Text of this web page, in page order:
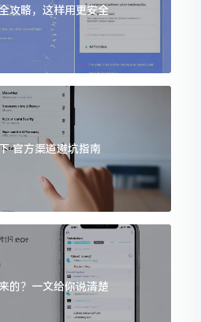
攻略，这样用更安全
官方渠道避坑指南
的？一文给你说清楚